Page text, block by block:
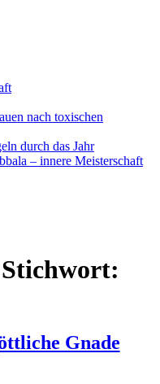
nach toxischen
durch das Jahr
– innere Meisterschaft
Gnade